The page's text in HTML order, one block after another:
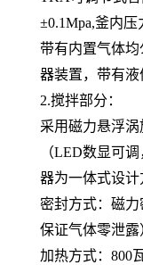
±0.1Mpa,釜内压
带有内置气体
器装置，带有液
2.搅拌部分 ：
采用磁力悬浮
（LED数显可调
器为一体式设计
密封方式：磁
保证气体零泄露
加热方式： 800